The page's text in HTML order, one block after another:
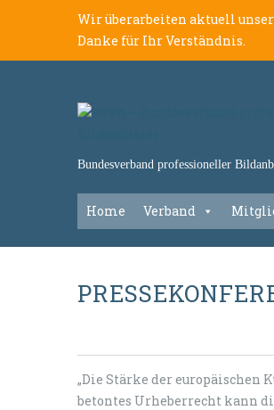
Wir überarbeiten aktuell
Danke für Ihr Verständnis.
Bundesverband professioneller
Home Verband
„Die Stärke der
betontes Urheberrecht kann